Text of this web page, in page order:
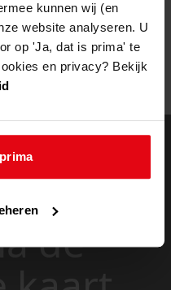
kunnen wij (en
website analyseren. U
op 'Ja, dat is prima' te
en privacy? Bekijk
door:
lijst van de website
de